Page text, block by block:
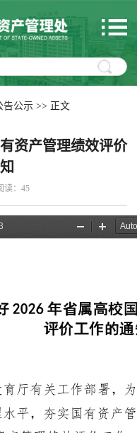
告公示 >> 正文
资产管理绩效评价
： 45